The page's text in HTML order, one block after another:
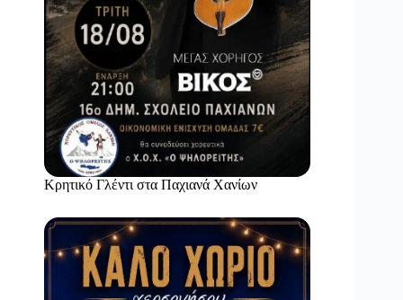
Κρητικό Γλέντι στα Παχιανά Χανίων